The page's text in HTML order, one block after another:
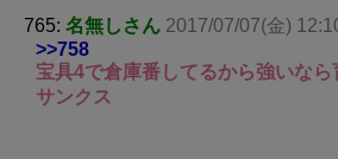
765: 名無しさん 2017/07/07(金)
>>758
宝具4で倉庫番してるから強いな
サンクス